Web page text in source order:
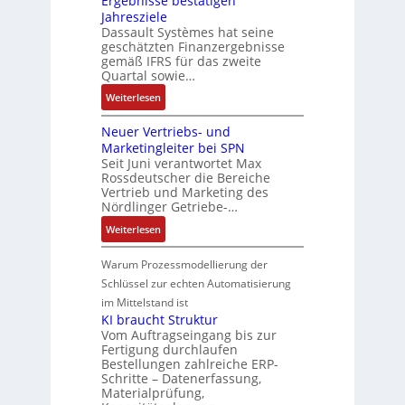
a
g
e
n
b
u
P
o
s
i
t
i
v
e
M
o
e
n
a
u
e
u
e
r
u
n
n
g
u
l
a
t
i
o
n
a
t
d
e
r
F
a
b
r
i
k
e
S
y
s
t
e
m
t
e
c
h
n
k
s
c
h
ä
f
t
Jahresziele
Dassault Systèmes hat seine
geschätzten Finanzergebnisse
gemäß IFRS für das zweite
Quartal sowie…
Weiterlesen:
D
a
s
s
a
u
l
t
S
y
s
t
è
m
e
s
:
Neuer Vertriebs- und
Marketingleiter bei SPN
Seit Juni verantwortet Max
Rossdeutscher die Bereiche
Vertrieb und Marketing des
Nördlinger Getriebe-…
Weiterlesen:
N
e
u
r
V
e
r
t
r
Warum Prozessmodellierung der
Schlüssel zur echten Automatisierung
im Mittelstand ist
KI braucht Struktur
Vom Auftragseingang bis zur
Fertigung durchlaufen
Bestellungen zahlreiche ERP-
Schritte – Datenerfassung,
Materialprüfung,